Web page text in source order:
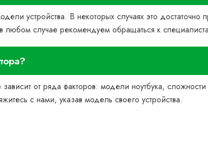
устройства. В некоторых случаях это
случае рекомендуем обращаться к
от ряда факторов: модели ноутбука,
с нами, указав модель своего устройства.